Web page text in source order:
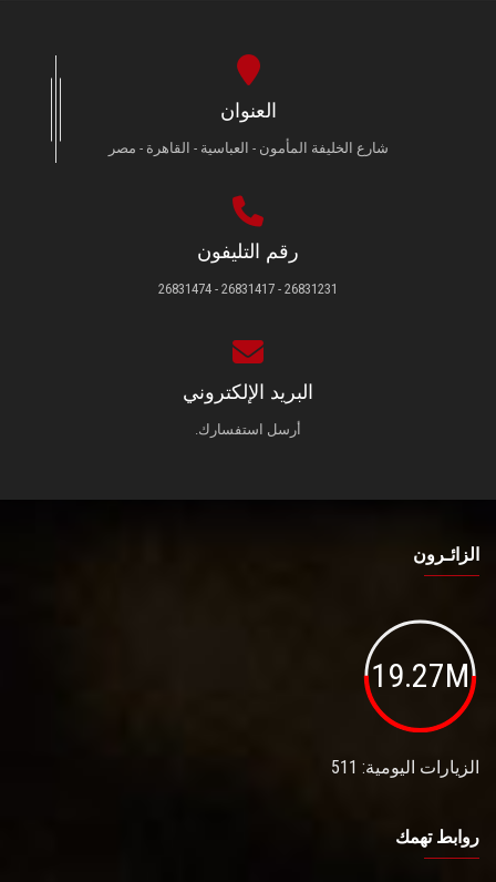
العنوان
شارع الخليفة المأمون - العباسية - القاهرة - مصر
رقم التليفون
26831231 - 26831417 - 26831474
البريد الإلكتروني
أرسل استفسارك.
الزائـرون
19.27M
الزيارات اليومية: 511
روابط تهمك